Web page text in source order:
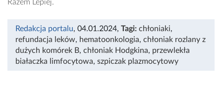
Razem Lepiej.
Redakcja portalu, 04.01.2024, Tagi: chłoniaki,
refundacja leków, hematoonkologia, chłoniak rozlany z
dużych komórek B, chłoniak Hodgkina, przewlekła
białaczka limfocytowa, szpiczak plazmocytowy